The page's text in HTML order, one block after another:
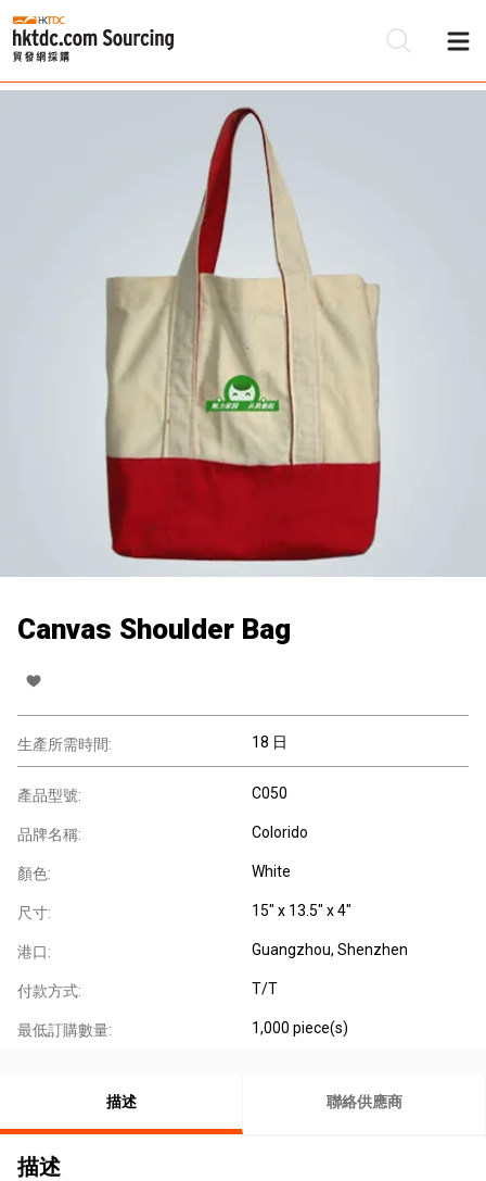
Canvas Shoulder Bag
生產所需時間: 18 日
產品型號: C050
品牌名稱: Colorido
顏色: White
尺寸: 15" x 13.5" x 4"
港口: Guangzhou, Shenzhen
付款方式: T/T
最低訂購數量: 1,000 piece(s)
描述 聯絡供應商
描述